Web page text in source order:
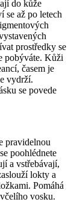
do kůže
se až po letech
prostředky se
pobýváte. Kůži
časem je
vydrží.
se povede
pravidelnou
poohlédnete
a vstřebávají,
lokty a
Pomáhá
vosku.